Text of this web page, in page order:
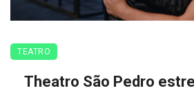
TEATRO
Theatro São Pedro